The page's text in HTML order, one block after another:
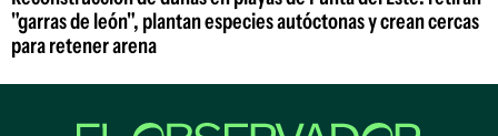
"garras de león", plantan especies autóctonas y crean cercas
para retener arena